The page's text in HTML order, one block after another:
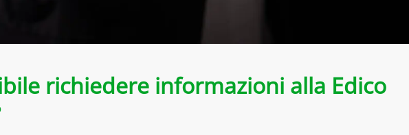
richiedere informazioni alla Edico